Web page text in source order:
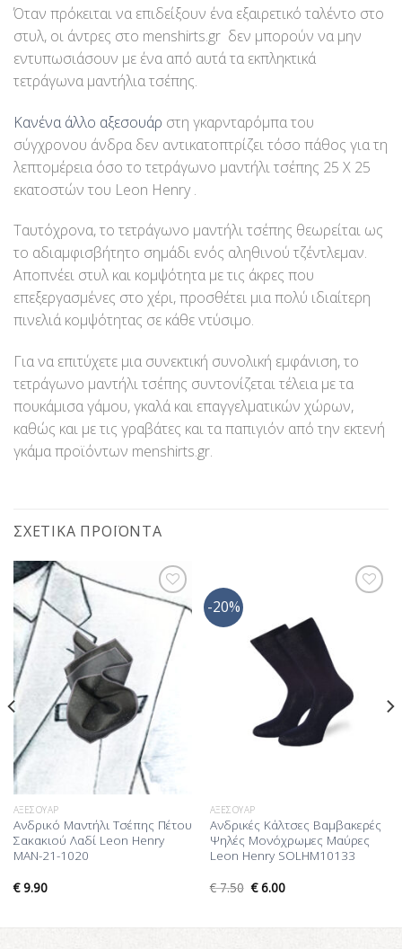
Όταν πρόκειται να επιδείξουν ένα εξαιρετικό ταλέντο στο
στυλ, οι άντρες στο menshirts.gr δεν μπορούν να μην
εντυπωσιάσουν με ένα από αυτά τα εκπληκτικά
τετράγωνα μαντήλια τσέπης.
Κανένα άλλο αξεσουάρ στη γκαρνταρόμπα του
σύγχρονου άνδρα δεν αντικατοπτρίζει τόσο πάθος για τη
λεπτομέρεια όσο το τετράγωνο μαντήλι τσέπης 25 Χ 25
εκατοστών του Leon Henry .
Ταυτόχρονα, το τετράγωνο μαντήλι τσέπης θεωρείται ως
το αδιαμφισβήτητο σημάδι ενός αληθινού τζέντλεμαν.
Αποπνέει στυλ και κομψότητα με τις άκρες που
επεξεργασμένες στο χέρι, προσθέτει μια πολύ ιδιαίτερη
πινελιά κομψότητας σε κάθε ντύσιμο.
Για να επιτύχετε μια συνεκτική συνολική εμφάνιση, το
τετράγωνο μαντήλι τσέπης συντονίζεται τέλεια με τα
πουκάμισα γάμου, γκαλά και επαγγελματικών χώρων,
καθώς και με τις γραβάτες και τα παπιγιόν από την εκτενή
γκάμα προϊόντων menshirts.gr.
ΣΧΕΤΙΚΆ ΠΡΟΪΌΝΤΑ
Προσθήκη
στη Λίστα
Επιθυμίας
ΑΞΕΣΟΥΆΡ
Ανδρικό Μαντήλι Τσέπης Πέτου
Σακακιού Λαδί Leon Henry
MAN-21-1020
€9.90
-20%
ΑΞΕΣΟΥΆΡ
Ανδρικές Κάλτσες Βαμβακερές
Ψηλές Μονόχρωμες Μαύρες
Leon Henry SOLHM10133
€7.50 €6.00